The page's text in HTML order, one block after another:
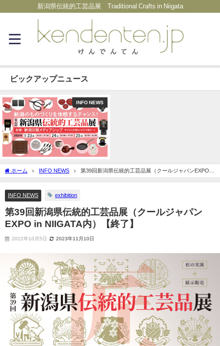
新潟県伝統的工芸品展 Traditional Crafts in Niigata
ピックアップニュース
INFO NEWS
ホーム INFO NEWS
第39回新潟県伝統的工芸品展（クールジャパンEXPO in
NIIGATA内）【終了】
INFO NEWS exhibition
第39回新潟県伝統的工芸品展（クールジャパン
EXPO in NIIGATA内）【終了】
2022年10月5日 2023年11月10日